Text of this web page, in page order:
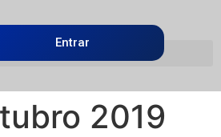
Entrar
2019